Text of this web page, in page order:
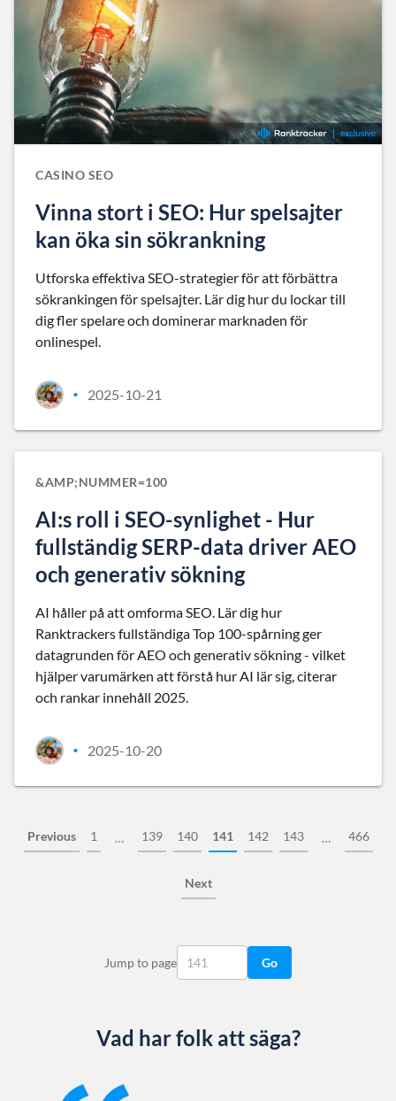
CASINO SEO
Vinna stort i SEO: Hur spelsajter
kan öka sin sökrankning
Utforska effektiva SEO-strategier för att förbättra
sökrankingen för spelsajter. Lär dig hur du lockar till
dig fler spelare och dominerar marknaden för
onlinespel.
• 2025-10-21
&AMP;NUMMER=100
AI:s roll i SEO-synlighet - Hur
fullständig SERP-data driver AEO
och generativ sökning
AI håller på att omforma SEO. Lär dig hur
Ranktrackers fullständiga Top 100-spårning ger
datagrunden för AEO och generativ sökning - vilket
hjälper varumärken att förstå hur AI lär sig, citerar
och rankar innehåll 2025.
• 2025-10-20
Previous 1 … 139 140 141 142 143 … 466
Next
Jump to page Go
Vad har folk att säga?